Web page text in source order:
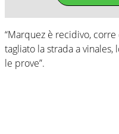
“Marquez è recidivo,
tagliato la strada a
le prove”.